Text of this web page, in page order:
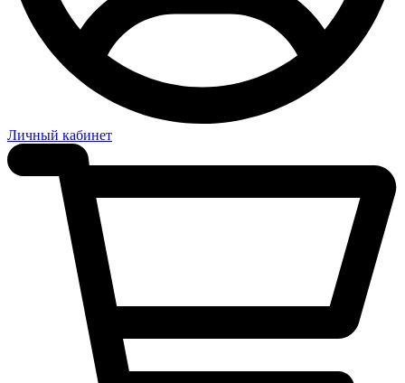
Личный кабинет